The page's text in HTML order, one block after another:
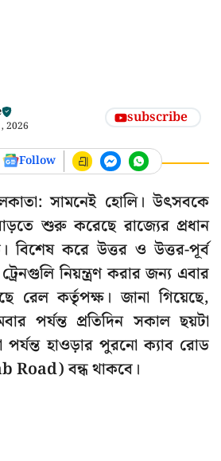
2026 subscribe
Follow
সামনেই হোলি। উৎসবকে
শুরু করেছে রাজ্যের প্রধান
বিশেষ করে উত্তর ও উত্তর-পূর্ব
নিয়ন্ত্রণ করার জন্য এবার
রেল কর্তৃপক্ষ। জানা গিয়েছে,
পর্যন্ত প্রতিদিন সকাল ছয়টা
পর্যন্ত হাওড়ার পুরনো ক্যাব রোড
বন্ধ থাকবে।